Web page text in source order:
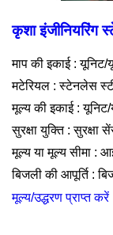
कृशा इंजीनियरिंग
माप की इकाई : यूनिट/
मटेरियल : स्टेनलेस
मूल्य की इकाई : यूनिट/
सुरक्षा युक्ति : सुरक्षा
मूल्य या मूल्य सीमा :
बिजली की आपूर्ति :
मूल्य/उद्धरण प्राप्त करें